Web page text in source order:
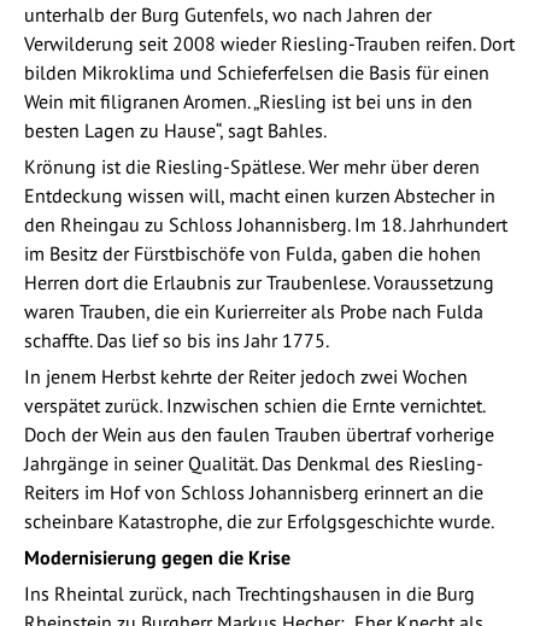
unterhalb der Burg Gutenfels, wo nach Jahren der
Verwilderung seit 2008 wieder Riesling-Trauben reifen. Dort
bilden Mikroklima und Schieferfelsen die Basis für einen
Wein mit filigranen Aromen. „Riesling ist bei uns in den
besten Lagen zu Hause“, sagt Bahles.
Krönung ist die Riesling-Spätlese. Wer mehr über deren
Entdeckung wissen will, macht einen kurzen Abstecher in
den Rheingau zu Schloss Johannisberg. Im 18. Jahrhundert
im Besitz der Fürstbischöfe von Fulda, gaben die hohen
Herren dort die Erlaubnis zur Traubenlese. Voraussetzung
waren Trauben, die ein Kurierreiter als Probe nach Fulda
schaffte. Das lief so bis ins Jahr 1775.
In jenem Herbst kehrte der Reiter jedoch zwei Wochen
verspätet zurück. Inzwischen schien die Ernte vernichtet.
Doch der Wein aus den faulen Trauben übertraf vorherige
Jahrgänge in seiner Qualität. Das Denkmal des Riesling-
Reiters im Hof von Schloss Johannisberg erinnert an die
scheinbare Katastrophe, die zur Erfolgsgeschichte wurde.
Modernisierung gegen die Krise
Ins Rheintal zurück, nach Trechtingshausen in die Burg